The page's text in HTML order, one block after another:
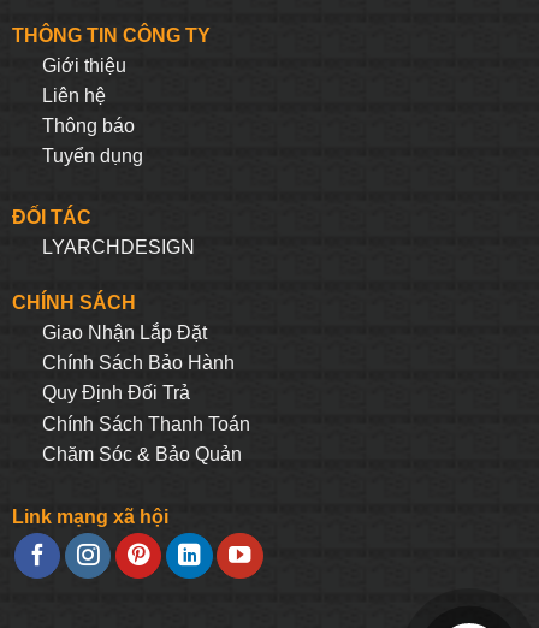
THÔNG TIN CÔNG TY
Giới thiệu
Liên hệ
Thông báo
Tuyển dụng
ĐỐI TÁC
LYARCHDESIGN
CHÍNH SÁCH
Giao Nhận Lắp Đặt
Chính Sách Bảo Hành
Quy Định Đối Trả
Chính Sách Thanh Toán
Chăm Sóc & Bảo Quản
Link mạng xã hội